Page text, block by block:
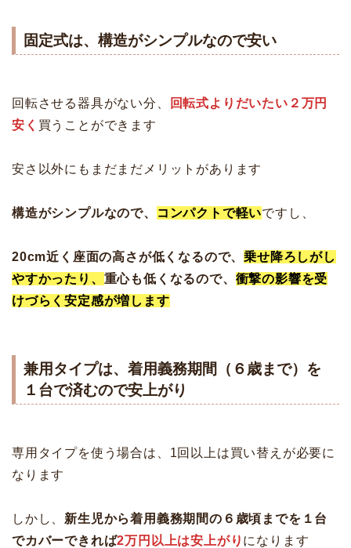
固定式は、構造がシンプルなので安い
回転させる器具がない分、
回転式よりだいたい２万円
安く 買うことができます
安さ以外にもまだまだメリットがあります
構造がシンプルなので、 コンパクトで軽いですし、
20cm近く座面の高さが低くなるので、乗せ降ろしがし
やすかったり、 重心も低くなるので、 衝撃の影響を受
けづらく安定感が増します
兼用タイプは、着用義務期間（６歳まで）を
１台で済むので安上がり
専用タイプを使う場合は、1回以上は買い替えが必要に
なります
しかし、 新生児から着用義務期間の６歳頃までを１台
でカバーできれば2万円以上は安上がり になります